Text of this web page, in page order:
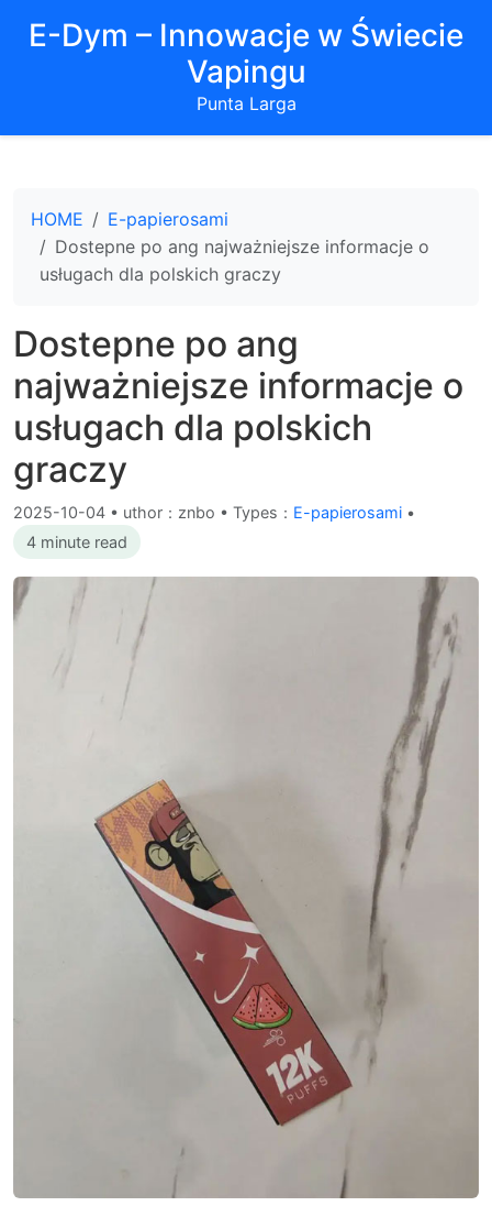
E-Dym – Innowacje w Świecie
Vapingu
Punta Larga
HOME
E-papierosami
Dostepne po ang najważniejsze informacje o
usługach dla polskich graczy
Dostepne po ang
najważniejsze informacje o
usługach dla polskich
graczy
2025-10-04 • uthor：znbo • Types： E-papierosami •
4 minute read